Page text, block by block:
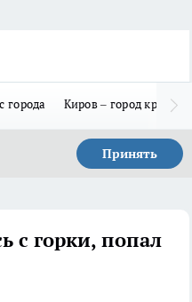
города Киров – город
Принять
с горки, попал